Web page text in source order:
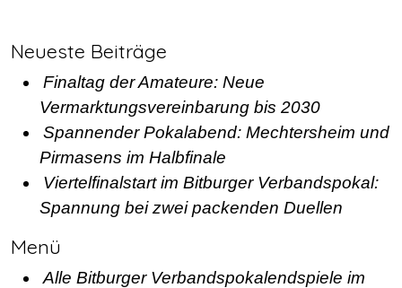
Neueste Beiträge
Finaltag der Amateure: Neue
Vermarktungsvereinbarung bis 2030
Spannender Pokalabend: Mechtersheim und
Pirmasens im Halbfinale
Viertelfinalstart im Bitburger Verbandspokal:
Spannung bei zwei packenden Duellen
Menü
Alle Bitburger Verbandspokalendspiele im